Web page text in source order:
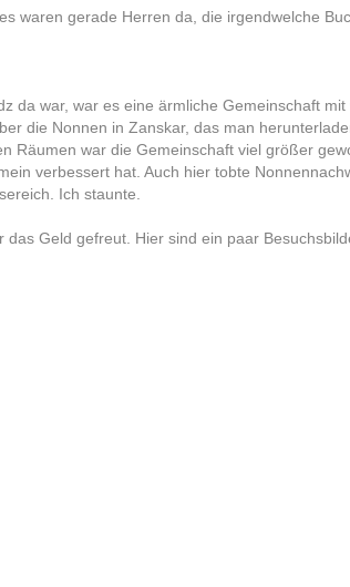
waren gerade Herren da, die irgendwelche
da war, war es eine ärmliche Gemeinschaft
die Nonnen in Zanskar, das man
Räumen war die Gemeinschaft viel größer
verbessert hat. Auch hier tobte
Ich staunte.
Geld gefreut. Hier sind ein paar